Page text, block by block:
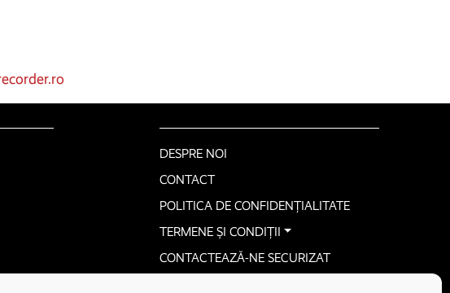
DESPRE NOI
CONTACT
POLITICA DE CONFIDENȚIALITATE
TERMENE ȘI CONDIȚII
CONTACTEAZĂ-NE SECURIZAT